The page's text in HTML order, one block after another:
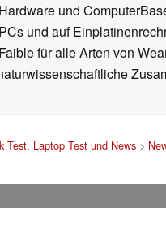
Hardware und
PCs und auf
Faible für alle Arten von
Test, Laptop Test und News>